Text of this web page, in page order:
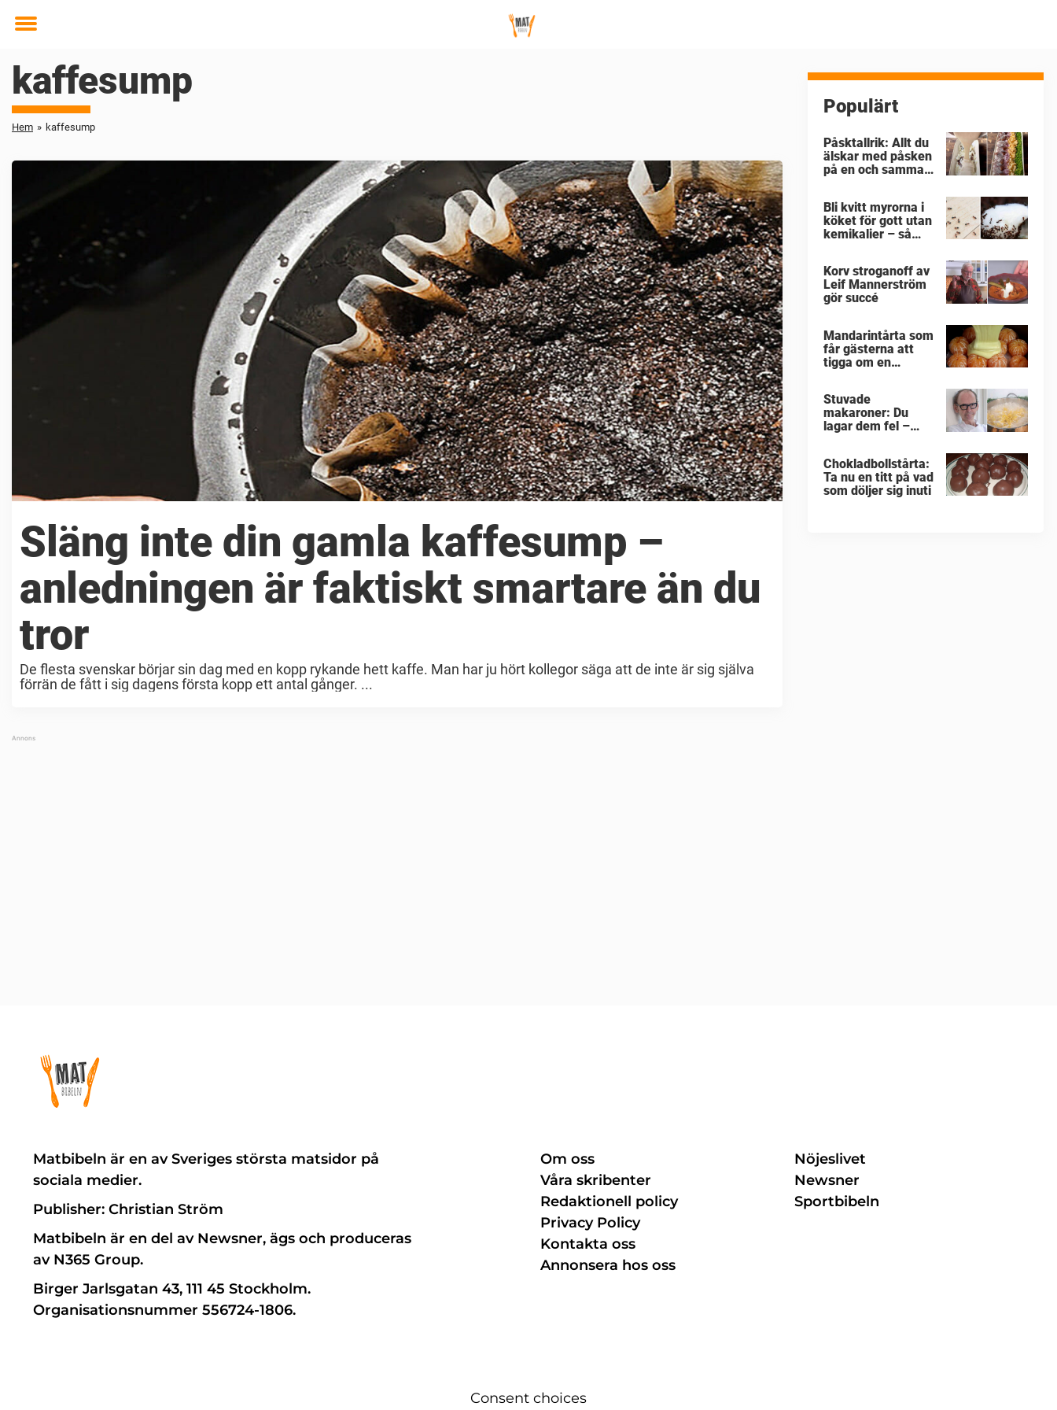
Toggle
kaffesump
Hem » kaffesump
Släng inte din gamla kaffesump –
anledningen är faktiskt smartare än du
tror
De flesta svenskar börjar sin dag med en kopp rykande hett kaffe. Man har ju hört kollegor säga att de inte är sig själva
förrän de fått i sig dagens första kopp ett antal gånger. ...
Populärt
Påsktallrik: Allt du
älskar med påsken
på en och samma
Bli kvitt myrorna i
köket för gott utan
kemikalier – så
Korv stroganoff av
Leif Mannerström
gör succé
Mandarintårta som
får gästerna att
tigga om en
Stuvade
makaroner: Du
lagar dem fel –
Chokladbollstårta:
Ta nu en titt på vad
som döljer sig inuti
Matbibeln är en av Sveriges största matsidor på
sociala medier.
Publisher: Christian Ström
Matbibeln är en del av Newsner, ägs och produceras
av N365 Group.
Birger Jarlsgatan 43, 111 45 Stockholm.
Organisationsnummer 556724-1806.
Om oss
Våra skribenter
Redaktionell policy
Privacy Policy
Kontakta oss
Annonsera hos oss
Nöjeslivet
Newsner
Sportbibeln
Consent choices